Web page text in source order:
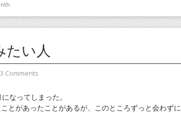
たい人
3 Comments
なってしまった。
とがあったことがあるが、このところずっと会わずに